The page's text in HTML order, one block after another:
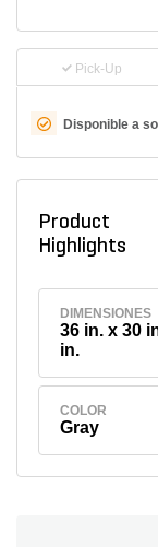
Pick-Up
Disponible a
Product
Highlights
DIMENSIONES
36 in. x 30
in.
COLOR
Gray